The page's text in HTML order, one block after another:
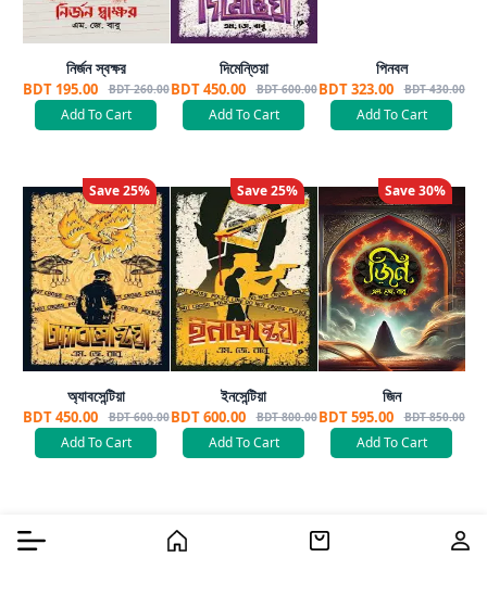
নির্জন স্বক্ষর
BDT 195.00 BDT 260.00
Add To Cart
দিমেন্তিয়া
BDT 450.00 BDT 600.00
Add To Cart
পিনবল
BDT 323.00 BDT 430.00
Add To Cart
Save25%
অ্যাবসেন্টিয়া
BDT 450.00 BDT 600.00
Add To Cart
Save25%
ইনসেন্টিয়া
BDT 600.00 BDT 800.00
Add To Cart
Save30%
জিন
BDT 595.00 BDT 850.00
Add To Cart
Burger Menu Home Cart